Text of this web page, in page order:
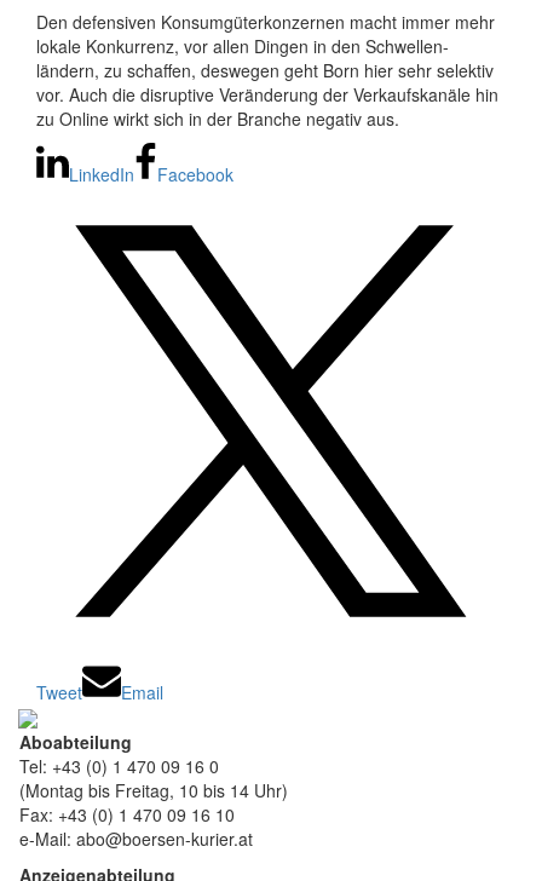
Den defensiven Konsumgüterkonzernen macht immer mehr
lokale Konkurrenz, vor allen Dingen in den Schwellen-
ländern, zu schaffen, deswegen geht Born hier sehr selektiv
vor. Auch die disruptive Veränderung der Verkaufskanäle hin
zu Online wirkt sich in der Branche negativ aus.
LinkedIn Facebook
Tweet Email
Aboabteilung
Tel: +43 (0) 1 470 09 16 0
(Montag bis Freitag, 10 bis 14 Uhr)
Fax: +43 (0) 1 470 09 16 10
e-Mail: abo@boersen-kurier.at
Anzeigenabteilung